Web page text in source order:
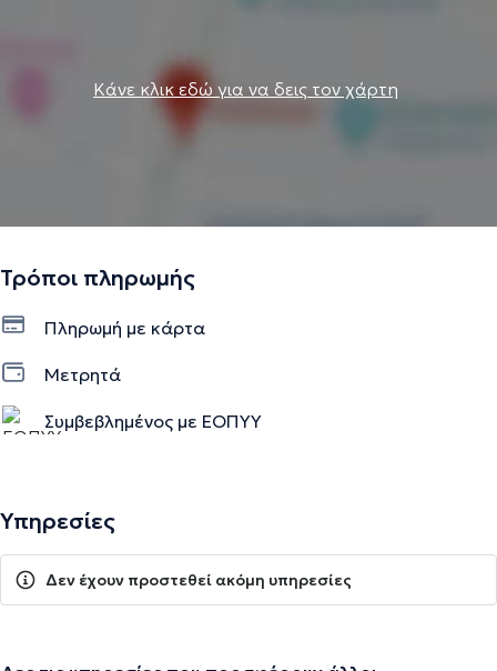
Κάνε κλικ εδώ για να δεις τον χάρτη
Τρόποι πληρωμής
Πληρωμή με κάρτα
Μετρητά
Συμβεβλημένος με ΕΟΠΥΥ
Υπηρεσίες
Δεν έχουν προστεθεί ακόμη υπηρεσίες